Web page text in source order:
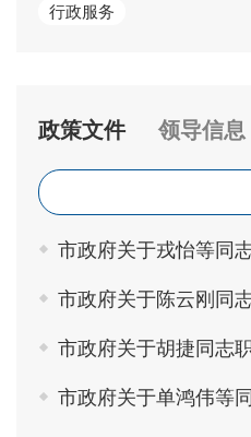
行政服务
政策文件 领导信息
市政府关于戎怡等同
市政府关于陈云刚同
市政府关于胡捷同志
市政府关于单鸿伟等